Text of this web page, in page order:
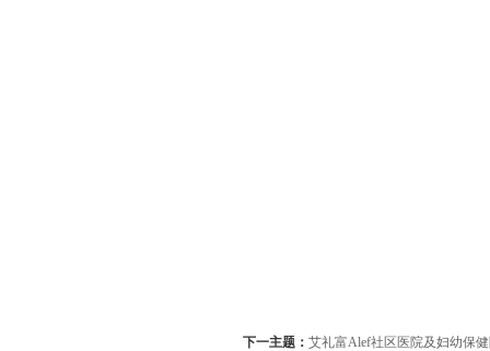
下一主题： 艾礼富Alef社区医院及妇幼保